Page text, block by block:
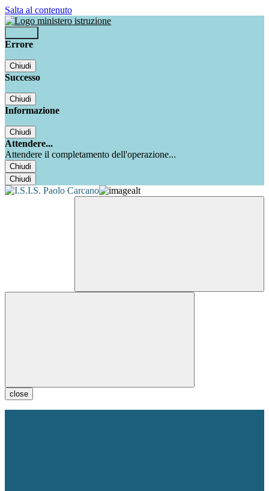
Salta al contenuto
Errore
Chiudi
Successo
Chiudi
Informazione
Chiudi
Attendere...
Attendere il completamento dell'operazione...
Chiudi
Chiudi
close